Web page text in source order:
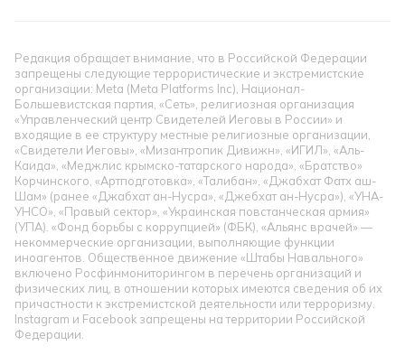
Редакция обращает внимание, что в Российской Федерации
запрещены следующие террористические и экстремистские
организации: Meta (Meta Platforms Inc), Национал-
Большевистская партия, «Сеть», религиозная организация
«Управленческий центр Свидетелей Иеговы в России» и
входящие в ее структуру местные религиозные организации,
«Свидетели Иеговы», «Мизантропик Дивижн», «ИГИЛ», «Аль-
Каида», «Меджлис крымско-татарского народа», «Братство»
Корчинского, «Артподготовка», «Талибан», «Джабхат Фатх аш-
Шам» (ранее «Джабхат ан-Нусра», «Джебхат ан-Нусра»), «УНА-
УНСО», «Правый сектор», «Украинская повстанческая армия»
(УПА). «Фонд борьбы с коррупцией» (ФБК), «Альянс врачей» —
некоммерческие организации, выполняющие функции
иноагентов. Общественное движение «Штабы Навального»
включено Росфинмониторингом в перечень организаций и
физических лиц, в отношении которых имеются сведения об их
причастности к экстремистской деятельности или терроризму.
Instagram и Facebook запрещены на территории Российской
Федерации.